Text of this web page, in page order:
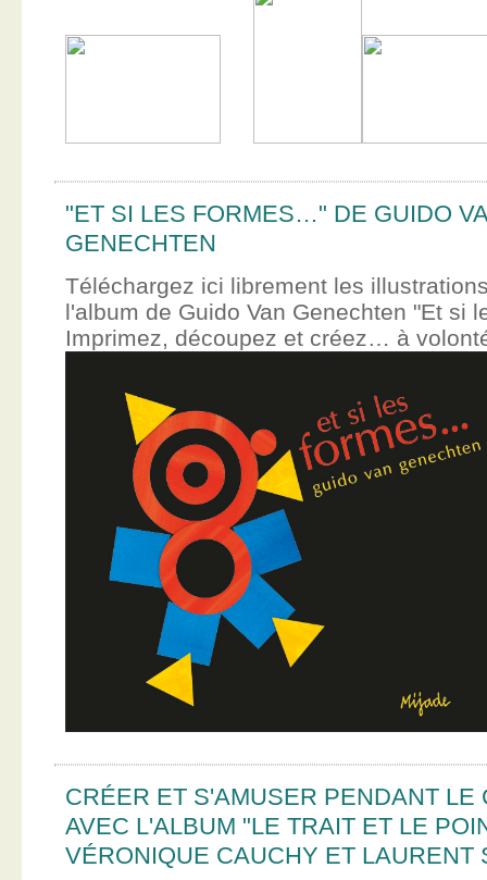
"ET SI LES FORMES…" DE GUIDO
GENECHTEN
Téléchargez ici librement les
l'album de Guido Van Genechten "Et si
Imprimez, découpez et créez… à
CRÉER ET S'AMUSER PENDANT LE
AVEC L'ALBUM "LE TRAIT ET LE
VÉRONIQUE CAUCHY ET LAURENT